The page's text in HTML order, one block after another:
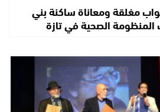
مغلقة ومعاناة ساكنة بني
الصحية في تازة